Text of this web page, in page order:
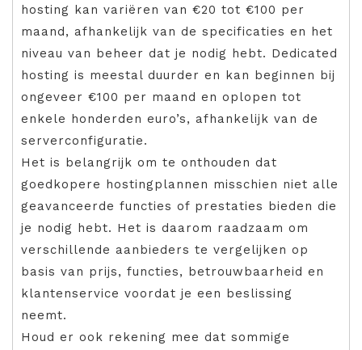
hosting kan variëren van €20 tot €100 per
maand, afhankelijk van de specificaties en het
niveau van beheer dat je nodig hebt. Dedicated
hosting is meestal duurder en kan beginnen bij
ongeveer €100 per maand en oplopen tot
enkele honderden euro’s, afhankelijk van de
serverconfiguratie.
Het is belangrijk om te onthouden dat
goedkopere hostingplannen misschien niet alle
geavanceerde functies of prestaties bieden die
je nodig hebt. Het is daarom raadzaam om
verschillende aanbieders te vergelijken op
basis van prijs, functies, betrouwbaarheid en
klantenservice voordat je een beslissing
neemt.
Houd er ook rekening mee dat sommige